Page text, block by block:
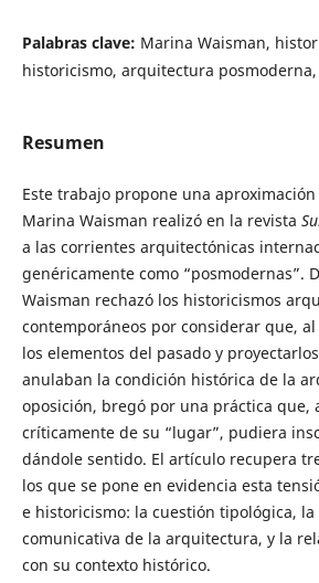
Palabras clave: Marina Waisman,
historicismo, arquitectura
Resumen
Este trabajo propone una
Marina Waisman realizó en la revista
a las corrientes arquitectónicas
genéricamente como “posmodernas”.
Waisman rechazó los historicismos
contemporáneos por considerar que,
los elementos del pasado y
anulaban la condición histórica de la
oposición, bregó por una práctica que,
críticamente de su “lugar”, pudiera
dándole sentido. El artículo recupera
los que se pone en evidencia esta
e historicismo: la cuestión tipológica,
comunicativa de la arquitectura, y la
con su contexto histórico.